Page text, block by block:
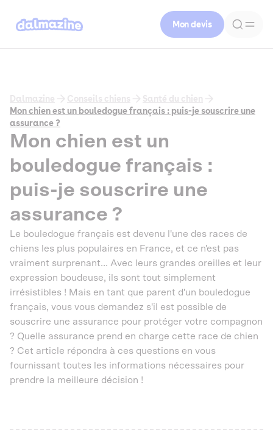
Mon devis
Dalmazine Conseils chiens
Santé du chien
Mon chien est un bouledogue français : puis-je souscrire une
assurance ?
Mon chien est un
bouledogue français :
puis-je souscrire une
assurance ?
Le bouledogue français est devenu l'une des races de
chiens les plus populaires en France, et ce n'est pas
vraiment surprenant... Avec leurs grandes oreilles et leur
expression boudeuse, ils sont tout simplement
irrésistibles ! Mais en tant que parent d'un bouledogue
français, vous vous demandez s'il est possible de
souscrire une assurance pour protéger votre compagnon
? Quelle assurance prend en charge cette race de chien
? Cet article répondra à ces questions en vous
fournissant toutes les informations nécessaires pour
prendre la meilleure décision !